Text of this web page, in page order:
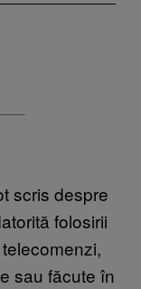
scris despre
folosirii
sau făcute în